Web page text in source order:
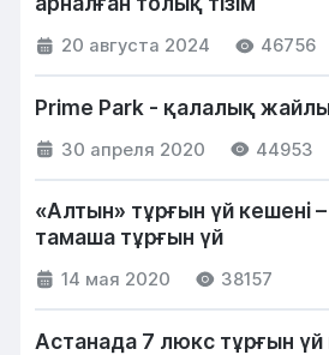
20 августа 2024 46756
Prime Park - қалалық
30 апреля 2020 44953
«Алтын» тұрғын үй кешені
тамаша тұрғын үй
14 мая 2020 38157
Астанада 7 люкс тұрғын үй